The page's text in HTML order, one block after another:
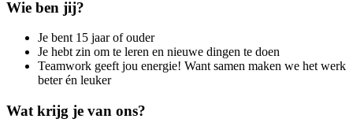
Wie ben jij?
Je bent 15 jaar of ouder
Je hebt zin om te leren en nieuwe dingen te doen
Teamwork geeft jou energie! Want samen maken we het werk
beter én leuker
Wat krijg je van ons?